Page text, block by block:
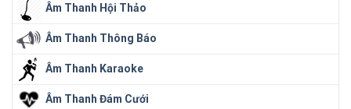
Âm Thanh Hội Thảo
Âm Thanh Thông Báo
Âm Thanh Karaoke
Âm Thanh Đám Cưới